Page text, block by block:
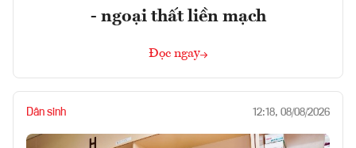
- ngoại thất liền mạch
Đọc ngay
Dân sinh 12:18, 08/08/2026